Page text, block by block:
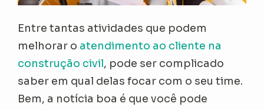
Entre tantas atividades que podem
melhorar o atendimento ao cliente na
construção civil, pode ser complicado
saber em qual delas focar com o seu time.
Bem, a notícia boa é que você pode